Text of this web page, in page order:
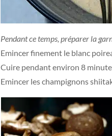
Pendant ce temps, préparer la
Emincer finement le blanc
Cuire pendant environ 8
Emincer les champignons